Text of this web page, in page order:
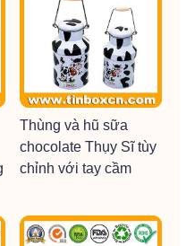
Thùng và hũ sữa
chocolate Thụy Sĩ tùy
chỉnh với tay cầm